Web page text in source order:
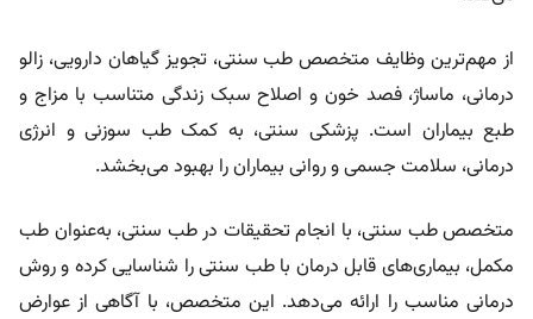
از مهم‌ترین وظایف متخصص طب سنتی، تجویز گیاهان دارویی، زالو
درمانی، ماساژ، فصد خون و اصلاح سبک زندگی متناسب با مزاج و
طبع بیماران است. پزشکی سنتی، به کمک طب سوزنی و انرژی
درمانی، سلامت جسمی و روانی بیماران را بهبود می‌بخشد.
متخصص طب سنتی، با انجام تحقیقات در طب سنتی، به‌عنوان طب
مکمل، بیماری‌های قابل درمان با طب سنتی را شناسایی کرده و روش
درمانی مناسب را ارائه می‌دهد. این متخصص، با آگاهی از عوارض